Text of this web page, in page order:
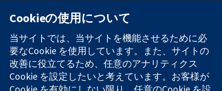
信頼できるエビ
デンスと
情報に基づく意
思決定により
11-13 Cavendish
Square
London
W1G 0AN
United Kingdom
お問い合わせ
ニュース
広報
コクランにつ
いて
採用
Cookieの使用について
当サイトでは、当サイトを機能させるために必
要なCookie を使用しています。また、サイトの
改善に役立てるため、任意のアナリティクス
Cookie を設定したいと考えています。お客様が